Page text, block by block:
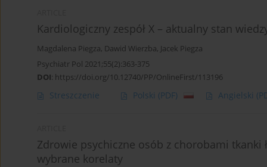
Kardiologiczny zespół X – aktualny stan
Magdalena Piegza, Dawid Wierzba, Jacek Piegza
Psychiatr Pol 2021;55(2):363-375
DOI: https://doi.org/10.12740/PP/OnlineFirst/113196
Streszczenie Polski (PDF) Angielski
Zdrowie psychiczne osób z chorobami tkanki
wybrane korelaty